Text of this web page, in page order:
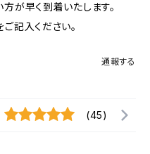
が早く到着いたします。
記入ください。
通報する
(45)